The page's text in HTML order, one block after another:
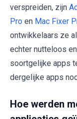
verspreiden, zijn
Pro en Mac Fixer
ontwikkelaars ze
echter nutteloos
soortgelijke apps
dergelijke apps
Hoe werden